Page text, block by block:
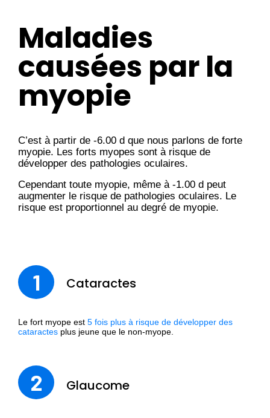
Maladies
causées par la
myopie
C’est à partir de -6.00 d que nous parlons de forte
myopie. Les forts myopes sont à risque de
développer des pathologies oculaires.
Cependant toute myopie, même à -1.00 d peut
augmenter le risque de pathologies oculaires. Le
risque est proportionnel au degré de myopie.
1 Cataractes
Le fort myope est 5 fois plus à risque de développer des
cataractes plus jeune que le non-myope.
2 Glaucome